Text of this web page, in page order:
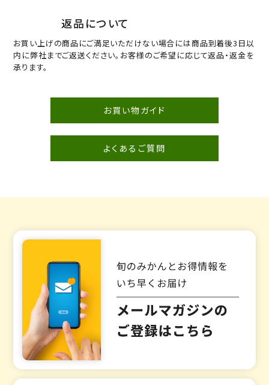
返品について
お買い上げの商品にご満足いただけない場合には商品到着後3日以
内に弊社までご返送ください。お客様のご希望に応じて返品・返金を
承ります。
お買い物ガイド
よくあるご質問